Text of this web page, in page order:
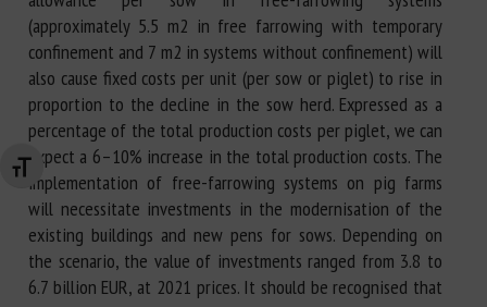
Changer la taille de la police
(approximately 5.5 m2 in free farrowing with temporary
confinement and 7 m2 in systems without confinement) will
also cause fixed costs per unit (per sow or piglet) to rise in
proportion to the decline in the sow herd. Expressed as a
percentage of the total production costs per piglet, we can
expect a 6–10% increase in the total production costs. The
implementation of free-farrowing systems on pig farms
will necessitate investments in the modernisation of the
existing buildings and new pens for sows. Depending on
the scenario, the value of investments ranged from 3.8 to
6.7 billion EUR, at 2021 prices. It should be recognised that